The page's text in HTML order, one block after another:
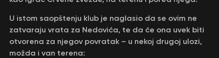
U istom saopštenju klub je naglasio da se ovim ne
zatvaraju vrata za Nedovića, te da će ona uvek biti
otvorena za njegov povratak – u nekoj drugoj ulozi,
možda i van terena: